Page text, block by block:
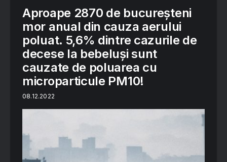
Aproape 2870 de bucureșteni
mor anual din cauza aerului
poluat. 5,6% dintre cazurile de
decese la bebeluși sunt
cauzate de poluarea cu
microparticule PM10!
08.12.2022